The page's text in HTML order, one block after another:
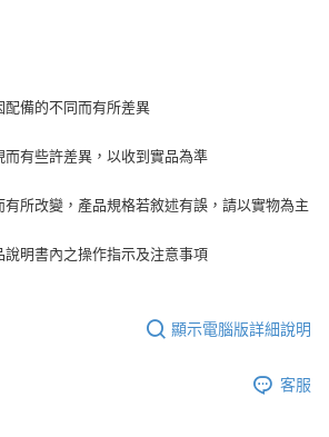
備的不同而有所差異
有些許差異，以收到實品為準
所改變，產品規格若敘述有誤，請以實物為主
明書內之操作指示及注意事項
顯示電腦版詳細說明
客服